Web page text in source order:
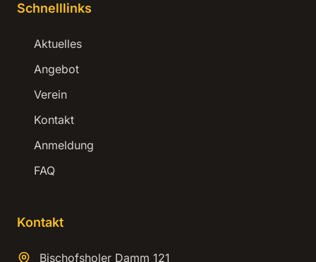
Schnelllinks
Aktuelles
Angebot
Verein
Kontakt
Anmeldung
FAQ
Kontakt
Bischofsholer Damm 121